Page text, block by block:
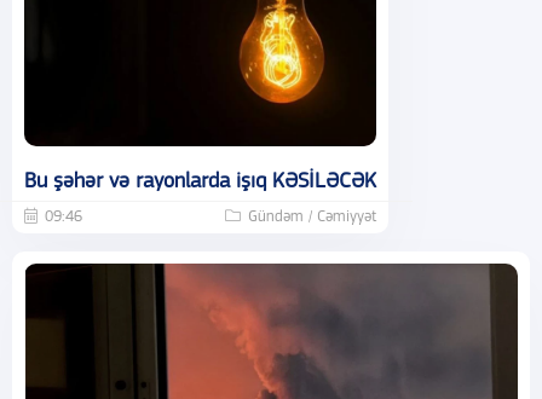
Bu şəhər və rayonlarda işıq KƏSİLƏCƏK
09:46 Gündəm / Cəmiyyət